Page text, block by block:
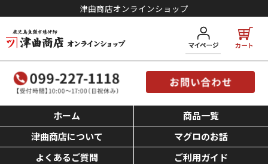
津曲商店オンラインショップ
ホーム
商品一覧
津曲商店について
マグロのお話
よくあるご質問
ご利用ガイド